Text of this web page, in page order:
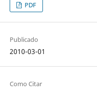
PDF
Publicado
2010-03-01
Como Citar